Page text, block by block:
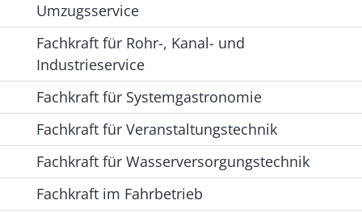
Umzugsservice
Fachkraft für Rohr-, Kanal- und
Industrieservice
Fachkraft für Systemgastronomie
Fachkraft für Veranstaltungstechnik
Fachkraft für Wasserversorgungstechnik
Fachkraft im Fahrbetrieb